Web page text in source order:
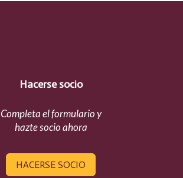
Hacerse socio
Completa el formulario y
hazte socio ahora
HACERSE SOCIO